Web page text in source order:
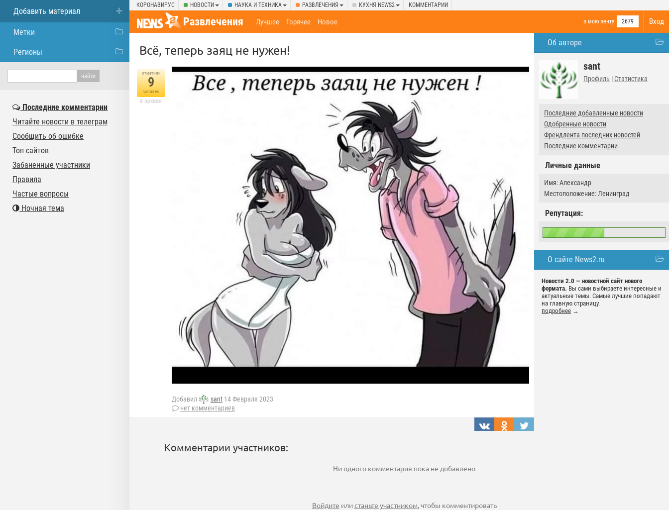
КОРОНАВИРУС НОВОСТИ НАУКА И ТЕХНИКА РАЗВЛЕЧЕНИЯ КУХНЯ NEWS2 КОММЕНТАРИИ
Вход
Развлечения в мою ленту 2679
Лучшее Горячее Новое
Об авторе
sant
Профиль | Статистика
Последние добавленные новости
Одобренные новости
Френдлента последних новостей
Последние комментарии
Личные данные
Имя: Александр
Местоположение: Ленинград
Репутация:
О сайте News2.ru
Новости 2.0 — новостной сайт нового
формата. Вы сами выбираете интересные и
актуальные темы. Самые лучшие попадают
на главную страницу.
подробнее →
Всё, теперь заяц не нужен!
отметили
9
человек
в архиве
Добавил sant 14 Февраля 2023
нет комментариев
Комментарии участников:
Ни одного комментария пока не добавлено
Войдите илистаньте участником , чтобы комментировать
Добавить материал
Метки
Регионы
Последние комментарии
Читайте новости в телеграм
Сообщить об ошибке
Топ сайтов
Забаненные участники
Правила
Частые вопросы
Ночная тема